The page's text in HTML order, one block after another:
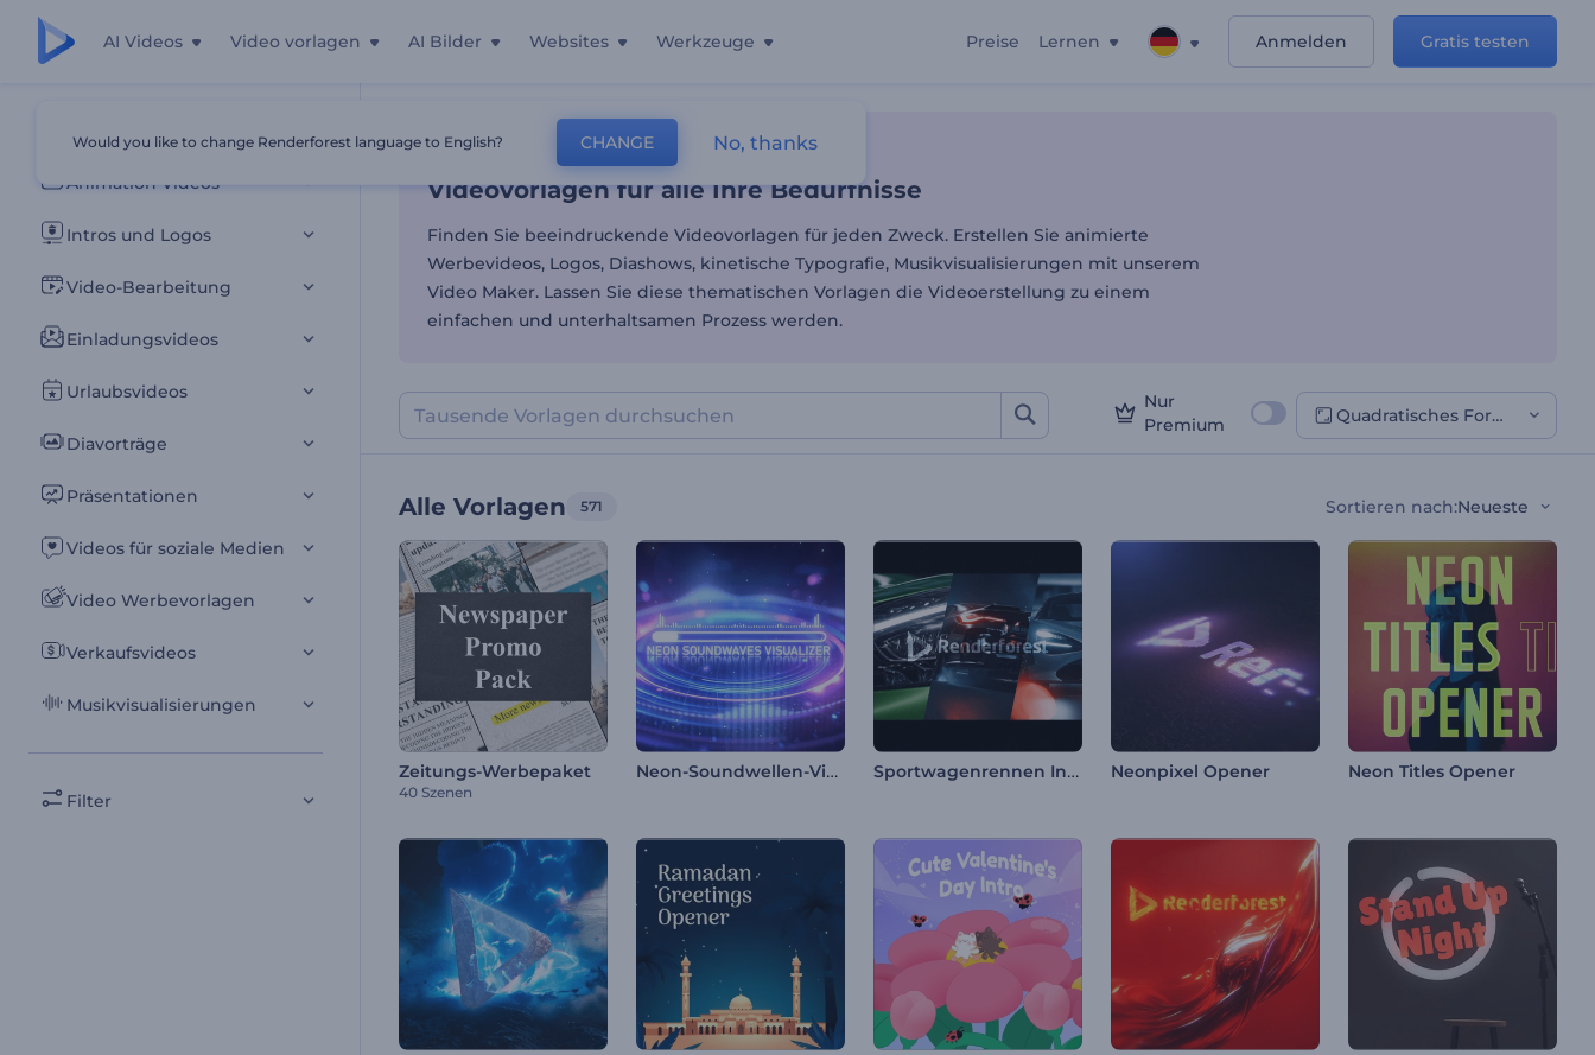
AI Videos Video vorlagen AI Bilder Websites Werkzeuge Preise Lernen Anmelden Gratis testen
Alle Vorlagen
Animation Videos
Intros und Logos
Video-Bearbeitung
Einladungsvideos
Urlaubsvideos
Diavorträge
Präsentationen
Videos für soziale Medien
Video Werbevorlagen
Verkaufsvideos
Musikvisualisierungen
Filter
Videovorlagen für alle Ihre Bedürfnisse
Startseite
Videovorlagen für alle Ihre Bedürfnisse
Finden Sie beeindruckende Videovorlagen für jeden Zweck. Erstellen Sie animierte
Werbevideos, Logos, Diashows, kinetische Typografie, Musikvisualisierungen mit unserem
Video Maker. Lassen Sie diese thematischen Vorlagen die Videoerstellung zu einem
einfachen und unterhaltsamen Prozess werden.
Nur
Premium
Quadratisches Format
Alle Vorlagen 571 Sortieren nach:Neueste
Zeitungs-Werbepaket
40 Szenen
Neon-Soundwellen-Visualisierer Sportwagenrennen Intro Neonpixel Opener Neon Titles Opener
Would you like to change Renderforest language to English? CHANGE No, thanks